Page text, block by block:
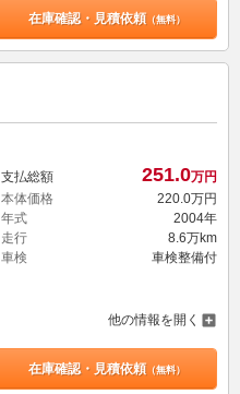
在庫確認・見積依頼（無料）
支払総額 251.0万円
本体価格
220.0万円
年式
2004年
走行
8.6万km
車検
車検整備付
他の情報を開く
在庫確認・見積依頼（無料）